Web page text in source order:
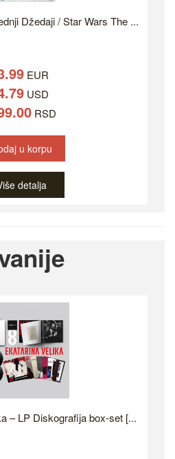
Džedaji / Star Wars The ...
EUR
USD
RSD
u korpu
detalja
– LP Diskografija box-set [...